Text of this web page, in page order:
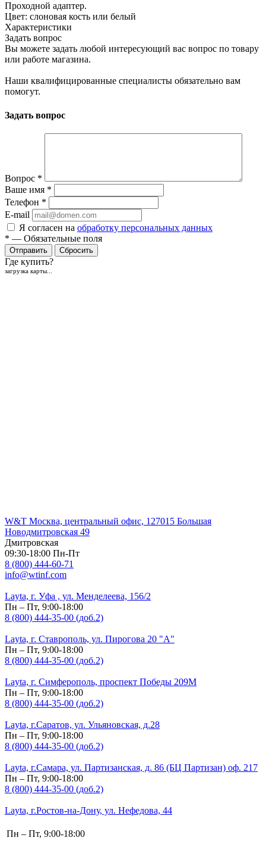
Проходной адаптер.
Цвет: слоновая кость или белый
Характеристики
Задать вопрос
Вы можете задать любой интересующий вас вопрос по товару
или работе магазина.
Наши квалифицированные специалисты обязательно вам
помогут.
Задать вопрос
Вопрос *
Ваше имя *
Телефон *
E-mail
Я согласен на обработку персональных данных
* — Обязательные поля
Отправить Сбросить
Где купить?
загрузка карты...
W&T Москва, центральный офис, 127015 Большая
Новодмитровская 49
Дмитровская
09:30-18:00 Пн-Пт
8 (800) 444-60-71
info@wtinf.com
Layta, г. Уфа , ул. Менделеева, 156/2
Пн – Пт, 9:00-18:00
8 (800) 444-35-00 (доб.2)
Layta, г. Ставрополь, ул. Пирогова 20 "А"
Пн – Пт, 9:00-18:00
8 (800) 444-35-00 (доб.2)
Layta, г. Симферополь, проспект Победы 209М
Пн – Пт, 9:00-18:00
8 (800) 444-35-00 (доб.2)
Layta, г.Саратов, ул. Ульяновская, д.28
Пн – Пт, 9:00-18:00
8 (800) 444-35-00 (доб.2)
Layta, г.Самара, ул. Партизанская, д. 86 (БЦ Партизан) оф. 217
Пн – Пт, 9:00-18:00
8 (800) 444-35-00 (доб.2)
Layta, г.Ростов-на-Дону, ул. Нефедова, 44
Пн – Пт, 9:00-18:00